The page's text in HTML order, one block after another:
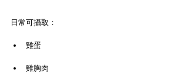
日常可攝取：
雞蛋
雞胸肉